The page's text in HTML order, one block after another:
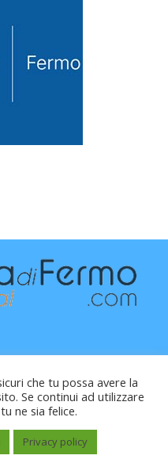
- 61121 Pesaro (PU) -
Testata giornalistica, aut.
che tu possa avere la
Se continui ad utilizzare
ne sia felice.
Privacy policy